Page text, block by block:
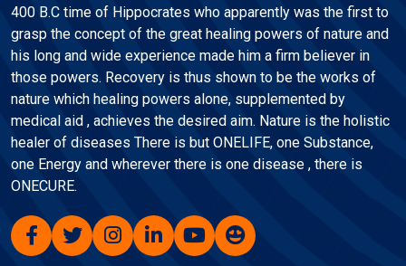
400 B.C time of Hippocrates who apparently was the first to
grasp the concept of the great healing powers of nature and
his long and wide experience made him a firm believer in
those powers. Recovery is thus shown to be the works of
nature which healing powers alone, supplemented by
medical aid , achieves the desired aim. Nature is the holistic
healer of diseases There is but ONELIFE, one Substance,
one Energy and wherever there is one disease , there is
ONECURE.